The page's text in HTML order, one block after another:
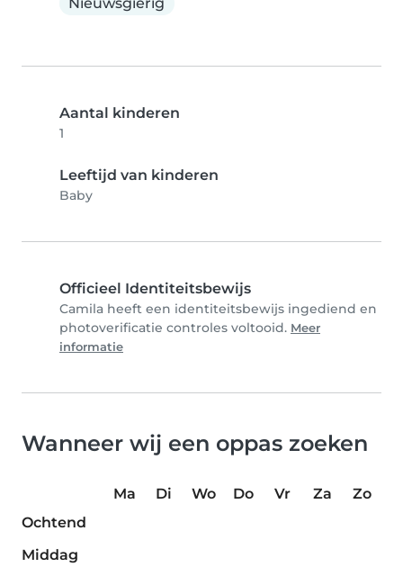
Aantal kinderen
1
Leeftijd van kinderen
Baby
Officieel Identiteitsbewijs
Camila heeft een identiteitsbewijs ingediend en
photoverificatie controles voltooid. Meer
informatie
Wanneer wij een oppas zoeken
Ma Di Wo Do Vr Za
Zo
Ochtend
Middag